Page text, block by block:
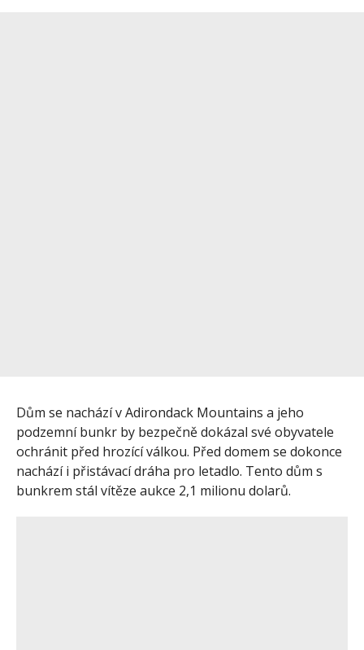
Dům se nachází v Adirondack Mountains a jeho
podzemní bunkr by bezpečně dokázal své obyvatele
ochránit před hrozící válkou. Před domem se dokonce
nachází i přistávací dráha pro letadlo. Tento dům s
bunkrem stál vítěze aukce 2,1 milionu dolarů.